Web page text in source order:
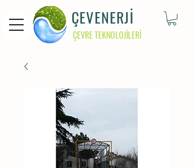
ÇEVENERJİ
ÇEVRE TEKNOLOJİLERİ